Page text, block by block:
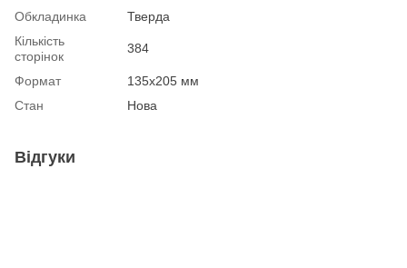
Обкладинка
Тверда
Кількість
сторінок
384
Формат
135х205 мм
Стан
Нова
Відгуки